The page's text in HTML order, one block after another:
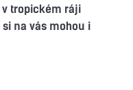
tropickém ráji
na vás mohou i